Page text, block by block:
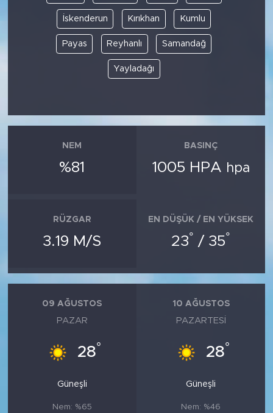
İskenderun Kırıkhan Kumlu
Payas Reyhanlı Samandağ
Yayladağı
NEM
%81
BASINÇ
1005 HPA hpa
RÜZGAR
3.19 M/S
EN DÜŞÜK / EN YÜKSEK
23° / 35°
09 AĞUSTOS
PAZAR
28°
Güneşli
Nem: %65
10 AĞUSTOS
PAZARTESI
28°
Güneşli
Nem: %46